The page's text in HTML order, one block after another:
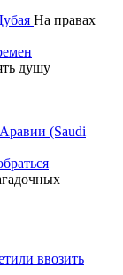
На правах
душу
(Saudi
ввозить